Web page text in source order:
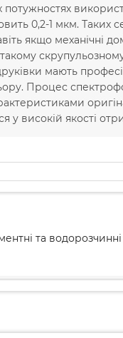
0,2-1 мкм. Таких
якщо механічні
мають
Процес
у високій якості
та